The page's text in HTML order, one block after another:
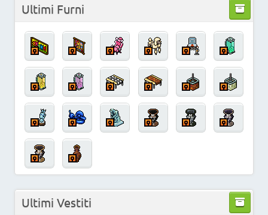
Ultimi Furni
Ultimi Vestiti